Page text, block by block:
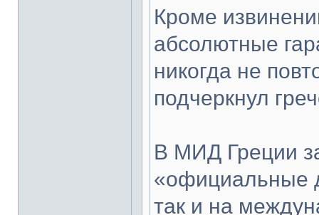
Кроме
абсолютные
никогда не
подчеркнул
В МИД Греции
«официальные
так и на